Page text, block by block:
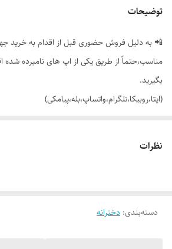
توضیحات
📲 به دلیل فروش حضوری قبل از اقدام به خرید
مناسب،حتماً از طریق یکی از اپ های نامبرده شده
بگیرید.
(ایتا،روبیکا،تلگرام،واتساپ،بله،پیامکی)
دوست داشتنی
تمیز
نظرات
دسته‌بندی: دخترانه